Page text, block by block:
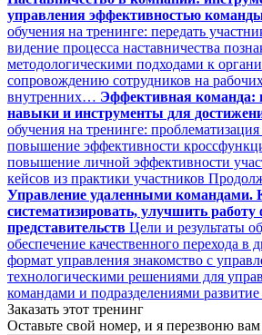
управления эффективностью
обучения на тренинге: передать
видение процесса наставничества
методологическими подходами к
сопровождению сотрудников на
внутренних… Эффективная команда:
навыки и инструменты для
обучения на тренинге:
повышение эффективности
повышение личной эффективности
кейсов из практики участников
Управление удаленными командами.
систематизировать, улучшить
представительств Цели и результаты
обеспечение качественного перехода в
формат управления знакомство с
технологическими решениями для
командами и подразделениями
Заказать этот тренинг
Оставьте свой номер, и я перезвоню вам